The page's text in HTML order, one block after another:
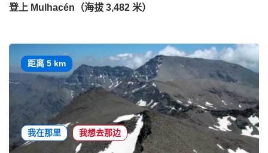
登上 Mulhacén（海拔 3,482 米）
距离 5 km
我在那里 我想去那边